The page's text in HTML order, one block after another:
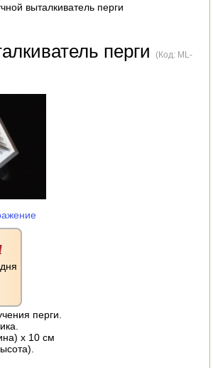
МОТОБЛОКОВ
МАСЛОБОЙКИ
выталкиватель перги
перги(Код: ML-
перги.
х 10 см